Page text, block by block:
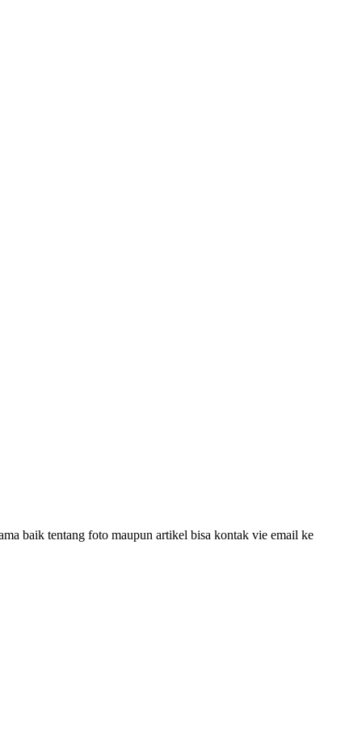
baik tentang foto maupun artikel bisa kontak vie email ke